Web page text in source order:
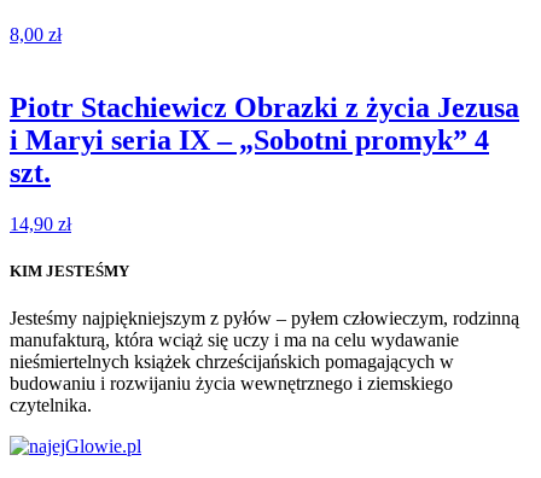
8,00 zł
Piotr Stachiewicz Obrazki z życia Jezusa
i Maryi seria IX – „Sobotni promyk” 4
szt.
14,90 zł
KIM JESTEŚMY
Jesteśmy najpiękniejszym z pyłów – pyłem człowieczym, rodzinną
manufakturą, która wciąż się uczy i ma na celu wydawanie
nieśmiertelnych książek chrześcijańskich pomagających w
budowaniu i rozwijaniu życia wewnętrznego i ziemskiego
czytelnika.